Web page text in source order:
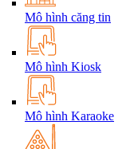
Mô hình căng tin
Mô hình Kiosk
Mô hình Karaoke